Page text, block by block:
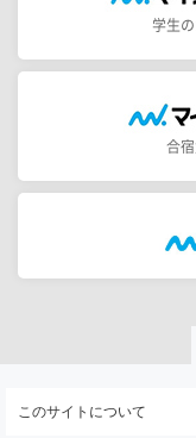
学生
合
このサイトについて